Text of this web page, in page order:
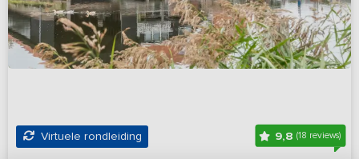
Virtuele rondleiding 9,8(18 reviews)